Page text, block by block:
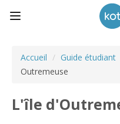
Accueil / Guide étudiant
Outremeuse
L'île